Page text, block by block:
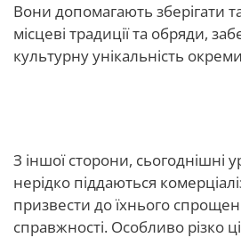
Вони допомагають зберігати
місцеві традиції та обряди,
культурну унікальність
З іншої сторони, сьогоднішні
нерідко піддаються
призвести до їхнього
справжності. Особливо різко